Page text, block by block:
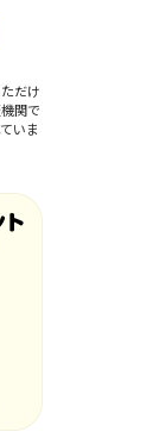
だけ
関で
いま